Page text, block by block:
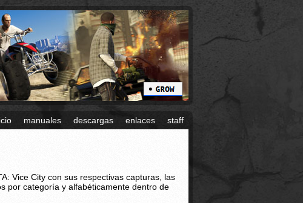
manuales descargas enlaces staff
Vice City con sus respectivas capturas, las
por categoría y alfabéticamente dentro de